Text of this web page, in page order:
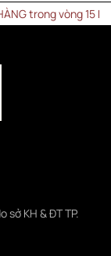
15 NGÀY
sở KH & ĐT TP.